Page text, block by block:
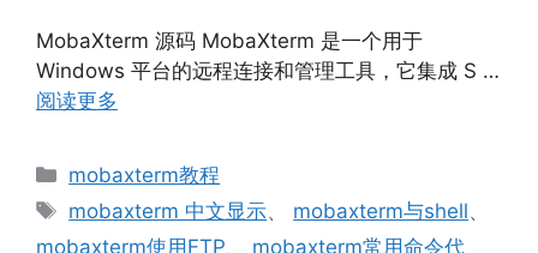
MobaXterm 源码 MobaXterm 是一个用于
Windows 平台的远程连接和管理工具，它集成 S …
阅读更多
分
mobaxterm教程
标
签
mobaxterm 中文显示、 mobaxterm与shell、
mobaxterm使用FTP、 mobaxterm常用命令代